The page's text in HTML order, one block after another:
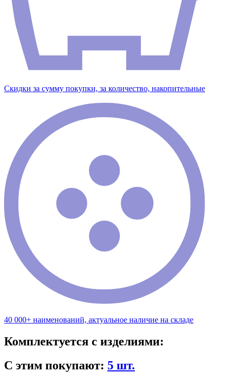
Скидки за сумму покупки, за количество, накопительные
40 000+ наименований, актуальное наличие на складе
Комплектуется с изделиями:
С этим покупают: 5 шт.